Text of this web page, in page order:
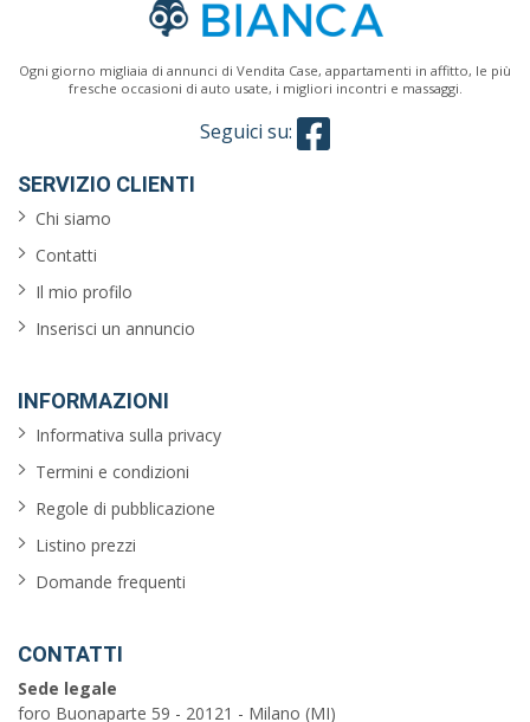
Ogni giorno migliaia di annunci di Vendita Case, appartamenti in affitto, le più
fresche occasioni di auto usate, i migliori incontri e massaggi.
Seguici su:
SERVIZIO CLIENTI
Chi siamo
Contatti
Il mio profilo
Inserisci un annuncio
INFORMAZIONI
Informativa sulla privacy
Termini e condizioni
Regole di pubblicazione
Listino prezzi
Domande frequenti
CONTATTI
Sede legale
foro Buonaparte 59 - 20121 - Milano (MI)